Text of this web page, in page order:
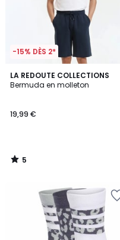
-15% DÈS 2*
LA REDOUTE COLLECTIONS
Bermuda en molleton
19,99 €
5
/
5
/